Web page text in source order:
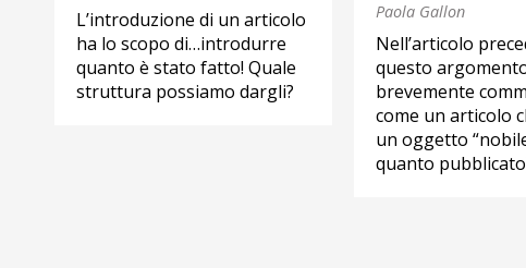
L’introduzione di un articolo
ha lo scopo di…introdurre
quanto è stato fatto! Quale
struttura possiamo dargli?
Paola Gallon
Nell’articolo
questo
brevemente
come un articolo
un oggetto
quanto